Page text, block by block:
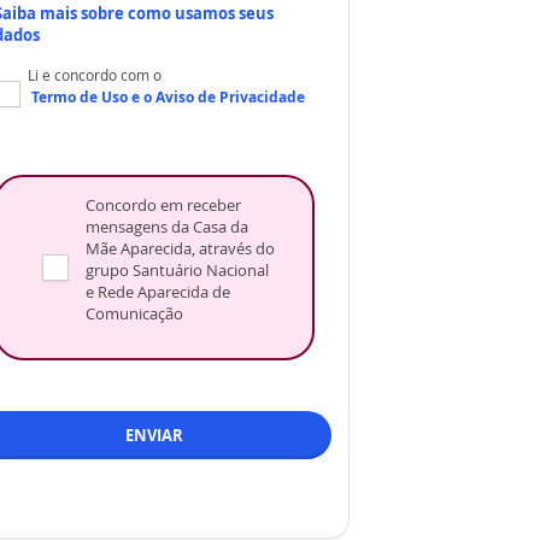
mais sobre como usamos seus
Li e concordo com o
Termo de Usoe oAviso de Privacidade
Concordo em receber
mensagens da Casa da
Mãe Aparecida, através do
grupo Santuário Nacional
e Rede Aparecida de
Comunicação
ENVIAR